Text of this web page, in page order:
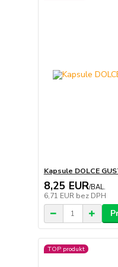
Kapsule DOLCE
8,25 EUR/BAL.
6,71 EUR bez DPH
TOP produkt